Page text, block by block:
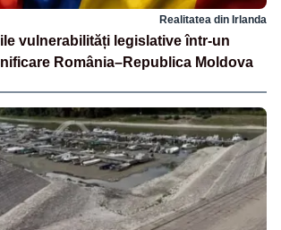
Realitatea din Irlanda
vulnerabilități legislative într-un
România–Republica Moldova